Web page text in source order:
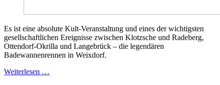
Es ist eine absolute Kult-Veranstaltung und eines der wichtigsten
gesellschaftlichen Ereignisse zwischen Klotzsche und Radeberg,
Ottendorf-Okrilla und Langebrück – die legendären
Badewannenrennen in Weixdorf.
Weiterlesen …